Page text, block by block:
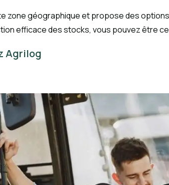
géographique et propose des
efficace des stocks, vous pouvez être
Agrilog